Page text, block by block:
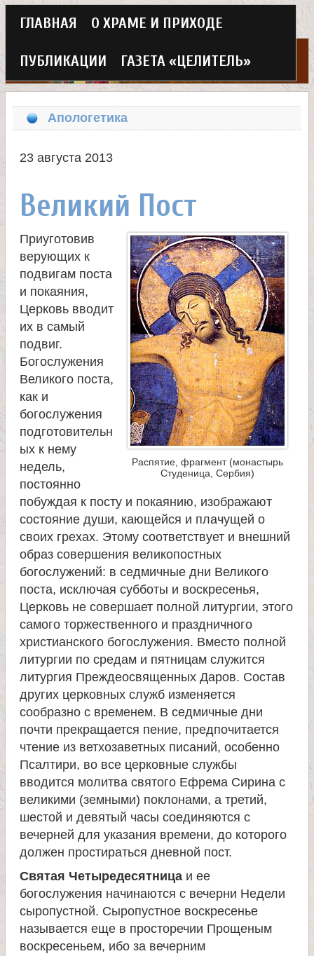
Перейти
к
основному
содержанию
Х
р
м
в
л
и
к
о
м
ч
н
и
к
а
и
ц
л
и
Г
л
а
в
н
о
е
м
е
н
ю
ГЛАВНАЯ О ХРАМЕ И ПРИХОДЕ
ПУБЛИКАЦИИ ГАЗЕТА «ЦЕЛИТЕЛЬ»
Апологетика
23 августа 2013
Великий Пост
Распятие, фрагмент (монастырь
Студеница, Сербия)
Приуготовив
верующих к
подвигам поста
и покаяния,
Церковь вводит
их в самый
подвиг.
Богослужения
Великого поста,
как и
богослужения
подготовительн
ых к нему
недель,
постоянно
побуждая к посту и покаянию, изображают
состояние души, кающейся и плачущей о
своих грехах. Этому соответствует и внешний
образ совершения великопостных
богослужений: в седмичные дни Великого
поста, исключая субботы и воскресенья,
Церковь не совершает полной литургии, этого
самого торжественного и праздничного
христианского богослужения. Вместо полной
литургии по средам и пятницам служится
литургия Преждеосвященных Даров. Состав
других церковных служб изменяется
сообразно с временем. В седмичные дни
почти прекращается пение, предпочитается
чтение из ветхозаветных писаний, особенно
Псалтири, во все церковные службы
вводится молитва святого Ефрема Сирина с
великими (земными) поклонами, а третий,
шестой и девятый часы соединяются с
вечерней для указания времени, до которого
должен простираться дневной пост.
Святая Четыредесятница и ее
богослужения начинаются с вечерни Недели
сыропустной. Сыропустное воскресенье
называется еще в просторечии Прощеным
воскресеньем, ибо за вечерним